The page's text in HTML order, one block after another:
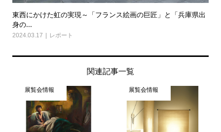
東西にかけた虹の実現～「フランス絵画の巨匠」と「兵庫県出
身の...
2024.03.17 レポート
関連記事一覧
展覧会情報 展覧会情報